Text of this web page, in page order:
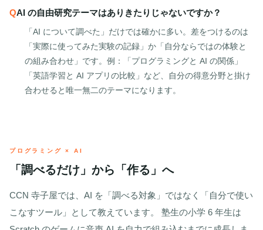
AI の自由研究テーマはありきたりじゃないですか？
「AI について調べた」だけでは確かに多い。差をつけるのは
「実際に使ってみた実験の記録」か「自分ならではの体験と
の組み合わせ」です。例：「プログラミングと AI の関係」
「英語学習と AI アプリの比較」など、自分の得意分野と掛け
合わせると唯一無二のテーマになります。
プログラミング × AI
「調べるだけ」から「作る」へ
CCN 寺子屋では、AI を「調べる対象」ではなく「自分で使い
こなすツール」として教えています。 塾生の小学 6 年生は